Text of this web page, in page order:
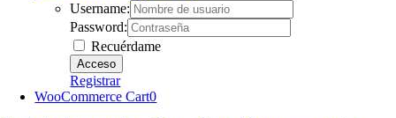
Username:
Password:
Recuérdame
Registrar
WooCommerce Cart0